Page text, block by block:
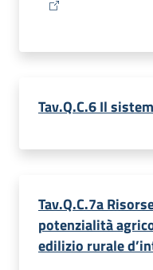
Tav.Q.C.6 Il
Tav.Q.C.7a
potenzialità
edilizio rurale